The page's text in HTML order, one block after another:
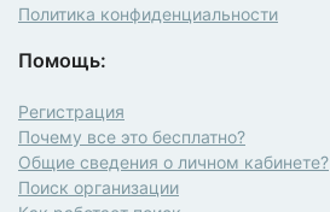
Политика конфиденциальности
Помощь:
Регистрация
Почему все это бесплатно?
Общие сведения о личном кабинете?
Поиск организации